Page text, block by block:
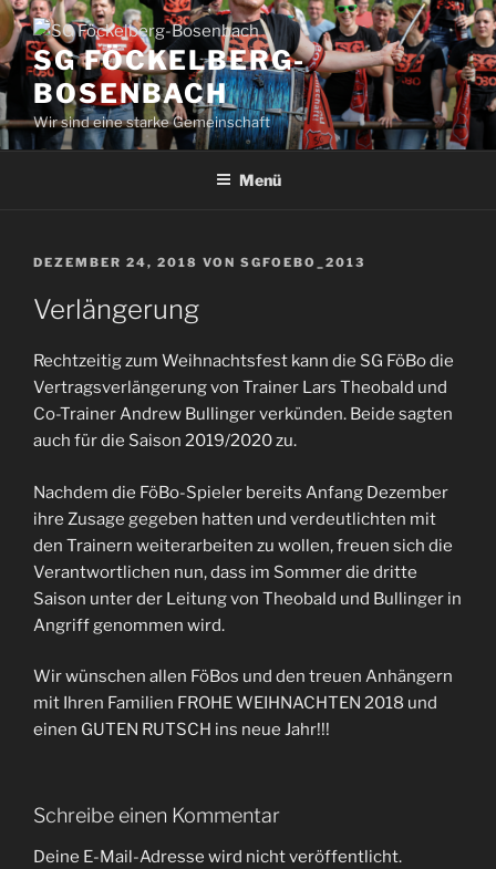
Zum
Inhalt
springenSG FÖCKELBERG-
BOSENBACH
Wir sind eine starke Gemeinschaft
Menü
VERÖFFENTLICHT
DEZEMBER 24, 2018 VON SGFOEBO_2013
Verlängerung
Rechtzeitig zum Weihnachtsfest kann die SG FöBo die
Vertragsverlängerung von Trainer Lars Theobald und
Co-Trainer Andrew Bullinger verkünden. Beide sagten
auch für die Saison 2019/2020 zu.
Nachdem die FöBo-Spieler bereits Anfang Dezember
ihre Zusage gegeben hatten und verdeutlichten mit
den Trainern weiterarbeiten zu wollen, freuen sich die
Verantwortlichen nun, dass im Sommer die dritte
Saison unter der Leitung von Theobald und Bullinger in
Angriff genommen wird.
Wir wünschen allen FöBos und den treuen Anhängern
mit Ihren Familien FROHE WEIHNACHTEN 2018 und
einen GUTEN RUTSCH ins neue Jahr!!!
Schreibe einen Kommentar
Deine E-Mail-Adresse wird nicht veröffentlicht.